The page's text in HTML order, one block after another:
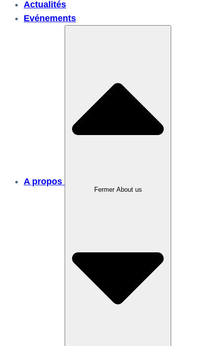
Actualités
Evénements
A propos
Fermer About us